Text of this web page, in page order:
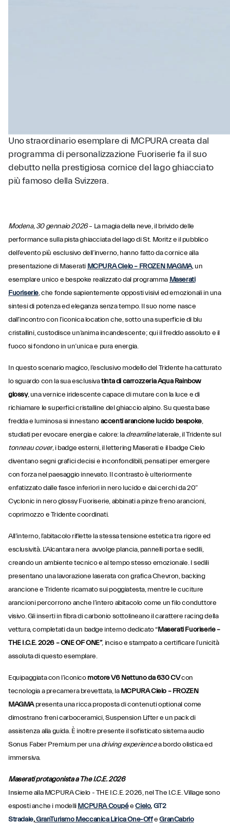
Uno straordinario esemplare di MCPURA creata dal
programma di personalizzazione Fuoriserie fa il suo
debutto nella prestigiosa cornice del lago ghiacciato
più famoso della Svizzera.
Modena, 30 gennaio 2026– La magia della neve, il brivido delle
performance sulla pista ghiacciata del lago di St. Moritz e il pubblico
dell’evento più esclusivo dell’inverno, hanno fatto da cornice alla
presentazione di Maserati MCPURA Cielo – FROZEN MAGMA, un
esemplare unico e bespoke realizzato dal programma Maserati
Fuoriserie, che fonde sapientemente opposti visivi ed emozionali in una
sintesi di potenza ed eleganza senza tempo. Il suo nome nasce
dall’incontro con l’iconica location che,sotto una superficie di blu
cristallini, custodisce un’anima incandescente; qui il freddo assoluto e il
fuoco si fondono in un’unica e pura energia.
In questo scenario magico, l’esclusivo modello del Tridente ha catturato
lo sguardo con la sua esclusivatinta di carrozzeria Aqua Rainbow
glossy, una vernice iridescente capace di mutare con la luce e di
richiamare le superfici cristalline del ghiaccio alpino. Su questa base
fredda e luminosa si innestanoaccenti arancione lucido bespoke,
studiati per evocare energia e calore: ladreamlinelaterale, il Tridente sul
tonneau cover, i badge esterni, il lettering Maserati e il badge Cielo
diventano segni grafici decisi e inconfondibili, pensati per emergere
con forza nel paesaggio innevato. Il contrasto è ulteriormente
enfatizzato dalle fasce inferiori in nero lucido e dai cerchi da 20”
Cyclonic in nero glossy Fuoriserie, abbinati a pinze freno arancioni,
coprimozzo e Tridente coordinati.
All’interno, l’abitacolo riflette la stessa tensione estetica tra rigore ed
esclusività. L’Alcantara nera avvolge plancia, pannelli porta e sedili,
creando un ambiente tecnico e al tempo stesso emozionale. I sedili
presentano una lavorazione laserata con grafica Chevron, backing
arancione e Tridente ricamato sui poggiatesta, mentre le cuciture
arancioni percorrono anche l’intero abitacolo come un filo conduttore
visivo. Gli inserti in fibra di carbonio sottolineano il carattere racing della
vettura, completati da un badge interno dedicato “Maserati Fuoriserie –
THE I.C.E. 2026 – ONE OF ONE”, inciso e stampato a certificare l’unicità
assoluta di questo esemplare.
Equipaggiata con l’iconicomotore V6 Nettuno da 630 CVcon
tecnologia a precamera brevettata, laMCPURA Cielo – FROZEN
MAGMApresenta una ricca proposta di contenuti optional come
dimostrano freni carboceramici, Suspension Lifter e un pack di
assistenza alla guida. È inoltre presente il sofisticato sistema audio
Sonus Faber Premium per unadriving experiencea bordo olistica ed
immersiva.
Maserati protagonista a The I.C.E. 2026
Insieme alla MCPURA Cielo - THE I.C.E. 2026, nel The I.C.E. Village sono
esposti anche i modelliMCPURA CoupéeCielo, GT2
Stradale,GranTurismo Meccanica Lirica One-Offe GranCabrio